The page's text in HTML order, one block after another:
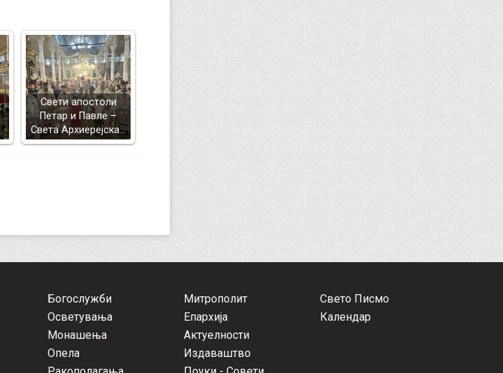
Свети апостоли
Петар и Павле –
Света Архиерејска…
Богослужби
Осветувања
Монашења
Опела
Митрополит
Епархија
Актуелности
Издаваштво
Свето Писмо
Календар